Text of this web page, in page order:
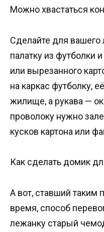
Можно хвастаться
Сделайте для
палатку из футболки
или вырезанного
на каркас футболку,
жилище, а рукава —
проволоку нужно
кусков картона или
Как сделать домик
А вот, ставший таким
время, способ
лежанку старый